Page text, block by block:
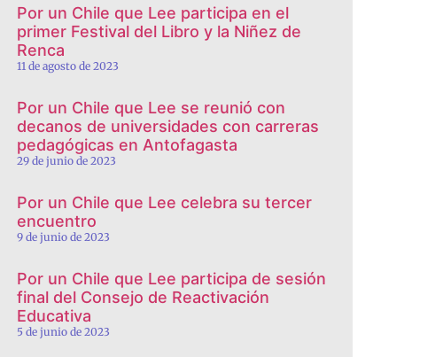
Por un Chile que Lee participa en el
primer Festival del Libro y la Niñez de
Renca
11 de agosto de 2023
Por un Chile que Lee se reunió con
decanos de universidades con carreras
pedagógicas en Antofagasta
29 de junio de 2023
Por un Chile que Lee celebra su tercer
encuentro
9 de junio de 2023
Por un Chile que Lee participa de sesión
final del Consejo de Reactivación
Educativa
5 de junio de 2023